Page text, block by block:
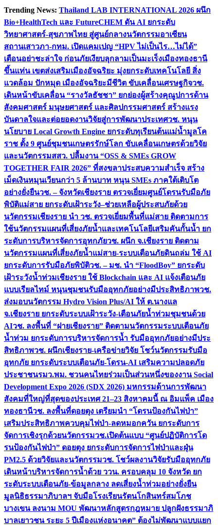
Skip
content
Trending News: Thailand LAB INTERNATIONAL 2026 ผนึก
Bio+HealthTech และ FutureCHEM ดัน AI ยกระดับ
วิทยาศาสตร์-สุขภาพไทย สู่ศูนย์กลางนวัตกรรมอาเซียน
สถานเสาวภา-กทม. เปิดแคมเปญ “HPV ไม่เป็นไร…ไม่ได้”
เตือนอย่าชะล่าใจ ก่อนภัยเงียบลุกลามเป็นมะเร็งเมืองทองธานี
ขึ้นแท่น เขตส่งเสริมเมืองอัจฉริยะ มุ่งยกระดับเทคโนโลยี สิ่ง
แวดล้อม ปักหมุด เมืองอัจฉริยะมีชีวิต ขับเคลื่อนเศรษฐกิจวช.
เดินหน้าขับเคลื่อน “รางวัลธัชชา” ยกย่องผู้สร้างคุณูปการด้าน
สังคมศาสตร์ มนุษยศาสตร์ และศิลปกรรมศาสตร์ สร้างแรง
บันดาลใจและต่อยอดงานวิจัยสู่การพัฒนาประเทศวช. หนุน
นโยบาย Local Growth Engine ยกระดับทุเรียนต้นแม่น้ำมูลโค
ราช ตั้ง 9 ศูนย์ชุมชนเกษตรรักษ์โลก ขับเคลื่อนเกษตรด้วยวิจัย
และนวัตกรรมสสว. ปลื้มงาน “OSS & SMEs GROW
TOGETHER FAIR 2026” ที่สงขลาประสบความสำเร็จ สร้าง
เม็ดเงินหมุนเวียนกว่า 5 ล้านบาท หนุน SMEs ภาคใต้เติบโต
อย่างยั่งยืนวช. – จังหวัดเชียงราย ตรวจเยี่ยมศูนย์โดรนรับมือภัย
พิบัติแม่สาย ยกระดับเฝ้าระวัง–ช่วยเหลือผู้ประสบภัยด้วย
นวัตกรรมเชียงราย นำ วช. ตรวจเยี่ยมพื้นที่แม่สาย ติดตามการ
ใช้นวัตกรรมแผนที่เสี่ยงภัยน้ำและเทคโนโลยีเสริมคันกั้นน้ำ ยก
ระดับการบริหารจัดการอุทกภัยวช. ผนึก จ.เชียงราย ติดตาม
นวัตกรรมแผนที่เสี่ยงภัยน้ำแม่สาย-ระบบเตือนภัยดินถล่ม ใช้ AI
ยกระดับการรับมือภัยพิบัติวช. – มช. นำ “FloodBoy” ยกระดับ
เฝ้าระวังน้ำท่วมเชียงราย ใช้ Blockchain และ AI แจ้งเตือนภัย
แบบเรียลไทม์ หนุนชุมชนรับมืออุทกภัยอย่างมีประสิทธิภาพวช.
ส่งมอบนวัตกรรม Hydro Vision Plus/AI ให้ ต.นางแล
จ.เชียงราย ยกระดับระบบเฝ้าระวัง-เตือนภัยน้ำท่วมชุมชนด้วย
AIวช. ลงพื้นที่ “ฝายเชียงราย” ติดตามนวัตกรรมระบบเตือนภัย
น้ำท่วม ยกระดับการบริหารจัดการน้ำ รับมืออุทกภัยอย่างมีประ
สิทธิภาพวช. ผนึกเชียงราย-เครือข่ายวิจัย โชว์นวัตกรรมรับมือ
อุทกภัย ยกระดับระบบเตือนภัย-โดรน-AI เสริมความปลอดภัย
ประชาชนรมว.พม. ชวนคนไทยร่วมเป็นส่วนหนึ่งของงาน Social
Development Expo 2026 (SDX 2026) มหกรรมด้านการพัฒนา
สังคมที่ใหญ่ที่สุดของประเทศ 21–23 สิงหาคมนี้ ณ อิมแพ็ค เมือง
ทองธานีวช. ลงพื้นที่ดอยตุง เตรียมนำ “โดรนป้องกันไฟป่า”
เสริมประสิทธิภาพควบคุมไฟป่า-ลดหมอกควัน ยกระดับการ
จัดการเชิงรุกด้วยนวัตกรรมวช.เปิดต้นแบบ “ศูนย์ปฏิบัติการโด
รนป้องกันไฟป่า” ดอยตุง ยกระดับการจัดการไฟป่าและฝุ่น
PM2.5 ด้วยวิจัยและนวัตกรรมวช. โชว์ผลงานวิจัยรับมืออุทกภัย
เดินหน้าบริหารจัดการน้ำด้วย ววน. ครอบคลุม 10 จังหวัด ยก
ระดับระบบเตือนภัย-ข้อมูลกลาง ลดเสี่ยงน้ำท่วมอย่างยั่งยืน
มูลนิธิธรรมาภิบาลฯ จับมือโรงเรียนรัตนโกสินทร์สมโภช
บางเขน ลงนาม MOU พัฒนาหลักสูตรกฎหมาย ปลูกฝังธรรมาภิ
บาลเยาวชน ระยะ 5 ปีเมืองแห่งอนาคต” ต้องไม่พัฒนาแบบแยก